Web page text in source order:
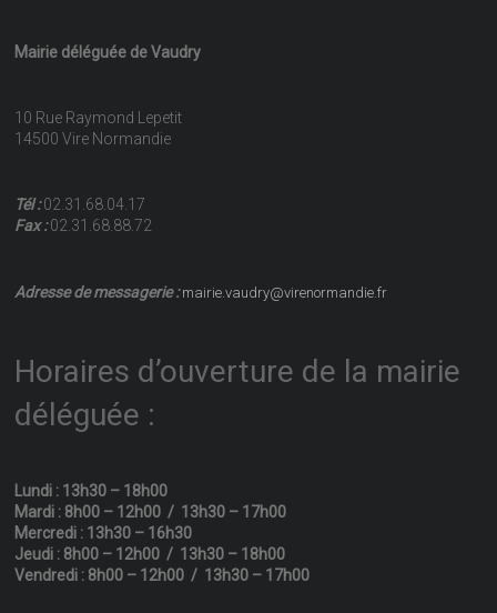
Mairie déléguée de Vaudry
10 Rue Raymond Lepetit
14500 Vire Normandie
Tél :02.31.68.04.17
Fax :02.31.68.88.72
Adresse de messagerie :mairie.vaudry@virenormandie.fr
Horaires d’ouverture de la mairie
déléguée :
Lundi : 13h30 – 18h00
Mardi : 8h00 – 12h00 / 13h30 – 17h00
Mercredi : 13h30 – 16h30
Jeudi : 8h00 – 12h00 / 13h30 – 18h00
Vendredi : 8h00 – 12h00 / 13h30 – 17h00